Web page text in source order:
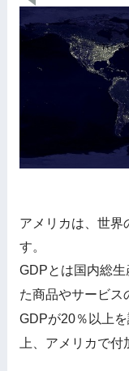
アメリカは、世界
す。
GDPとは国内総
た商品やサービス
GDPが20％以上
上、アメリカで